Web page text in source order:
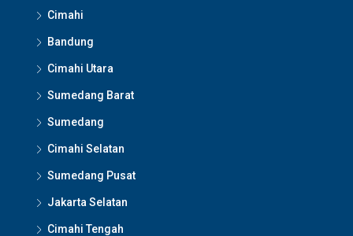
Cimahi
Bandung
Cimahi Utara
Sumedang Barat
Sumedang
Cimahi Selatan
Sumedang Pusat
Jakarta Selatan
Cimahi Tengah